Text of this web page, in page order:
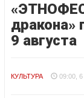
дракона»
9 августа
КУЛЬТУРА 09:00,